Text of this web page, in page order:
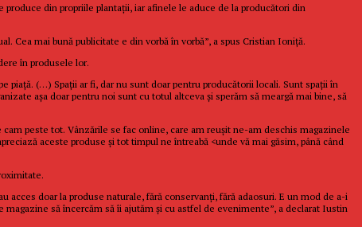
din propriile plantaţii, iar afinele le aduce de la producători din
Cea mai bună publicitate e din vorbă în vorbă”, a spus Cristian Ioniţă.
în produsele lor.
piaţă. (…) Spaţii ar fi, dar nu sunt doar pentru producătorii locali. Sunt spaţii în
aşa doar pentru noi sunt cu totul altceva şi sperăm să meargă mai bine, să
peste tot. Vânzările se fac online, care am reuşit ne-am deschis magazinele
aceste produse şi tot timpul ne întreabă <unde vă mai găsim, până când
acces doar la produse naturale, fără conservanţi, fără adaosuri. E un mod de a-i
să încercăm să îi ajutăm şi cu astfel de evenimente”, a declarat Iustin